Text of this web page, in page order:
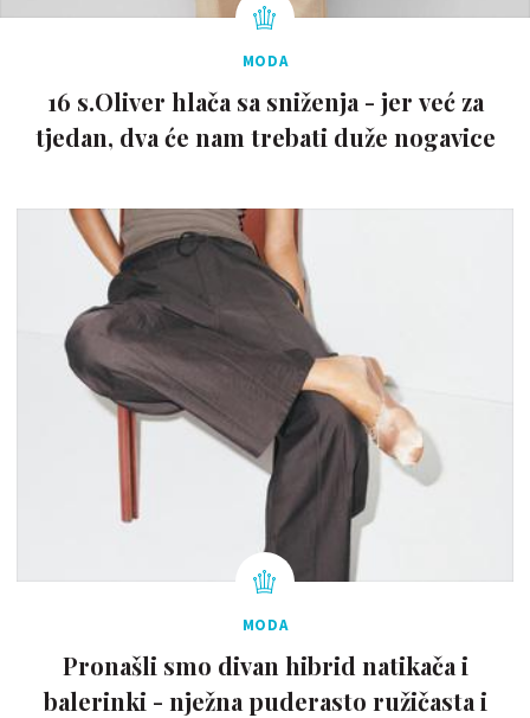
MODA
16 s.Oliver hlača sa sniženja - jer već za
tjedan, dva će nam trebati duže nogavice
MODA
Pronašli smo divan hibrid natikača i
balerinki - nježna puderasto ružičasta i